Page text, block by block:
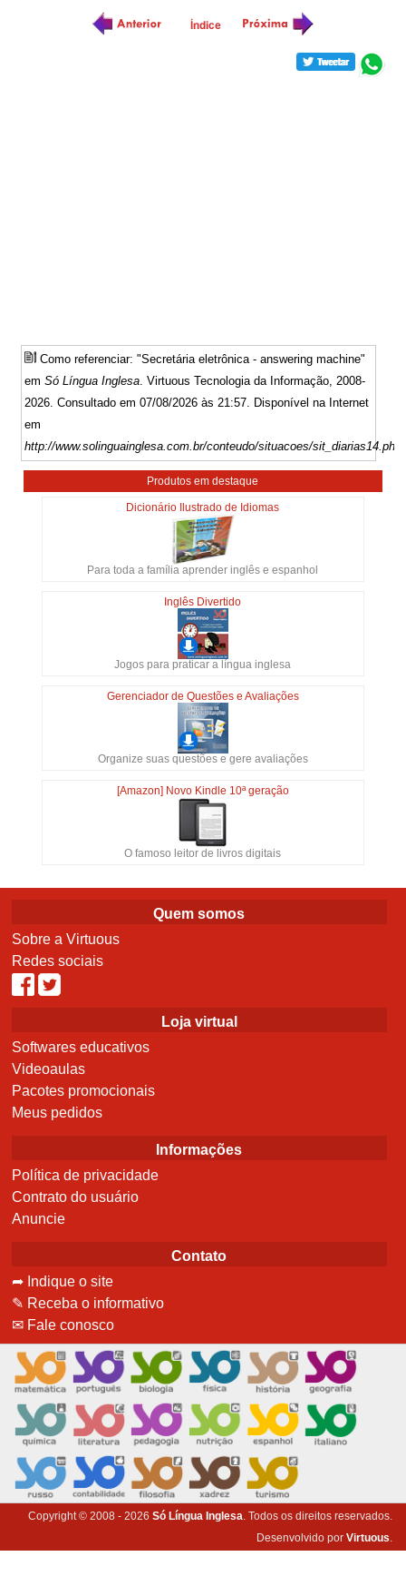
Como referenciar: "Secretária eletrônica - answering machine"
emSó Língua Inglesa. Virtuous Tecnologia da Informação, 2008-
2026. Consultado em 07/08/2026 às 21:57. Disponível na Internet
em
http://www.solinguainglesa.com.br/conteudo/situacoes/sit_diarias14.php
Produtos em destaque
Dicionário Ilustrado de Idiomas
Para toda a família aprender inglês e espanhol
Inglês Divertido
Jogos para praticar a língua inglesa
Gerenciador de Questões e Avaliações
Organize suas questões e gere avaliações
[Amazon] Novo Kindle 10ª geração
O famoso leitor de livros digitais
Quem somos
Sobre a Virtuous
Redes sociais
Loja virtual
Softwares educativos
Videoaulas
Pacotes promocionais
Meus pedidos
Informações
Política de privacidade
Contrato do usuário
Anuncie
Contato
➦ Indique o site
✎ Receba o informativo
✉ Fale conosco
Copyright © 2008 - 2026 Só Língua Inglesa . Todos os direitos reservados.
Desenvolvido por Virtuous